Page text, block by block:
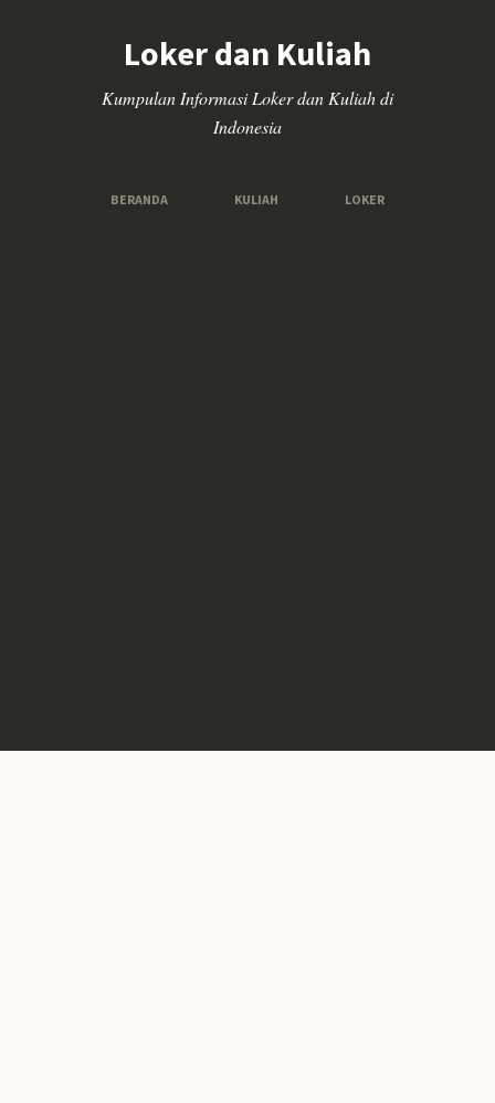
Loker dan Kuliah
Kumpulan Informasi Loker dan Kuliah di
Indonesia
BERANDA KULIAH LOKER